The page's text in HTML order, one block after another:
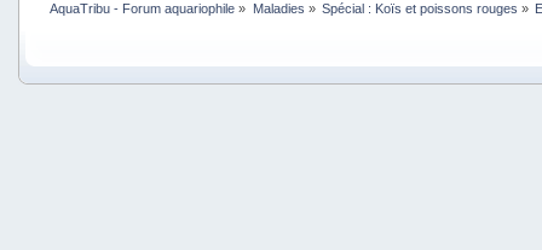
AquaTribu - Forum aquariophile » Maladies » Spécial : Koïs et poissons rouges »